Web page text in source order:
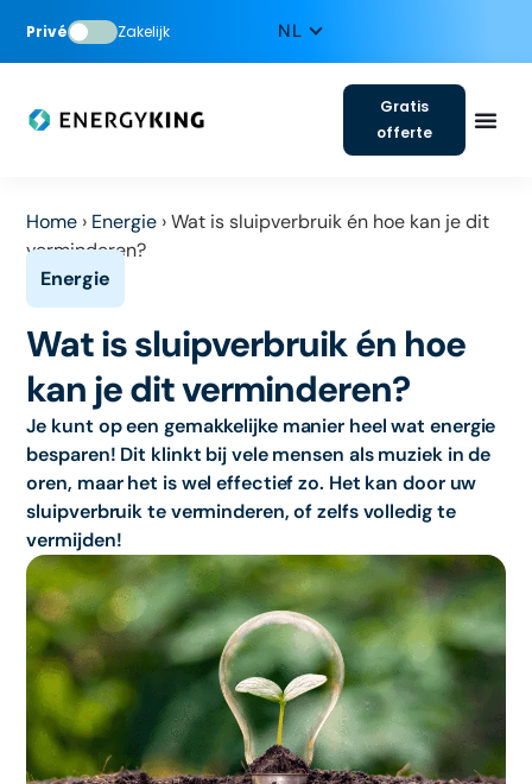
Privé Zakelijk
Gratis
offerte
Home › Energie ›Wat is sluipverbruik én hoe kan je dit
verminderen?
Wat is sluipverbruik én hoe
kan je dit verminderen?
Je kunt op een gemakkelijke manier heel wat energie
besparen! Dit klinkt bij vele mensen als muziek in de
oren, maar het is wel effectief zo. Het kan door uw
sluipverbruik te verminderen, of zelfs volledig te
vermijden!